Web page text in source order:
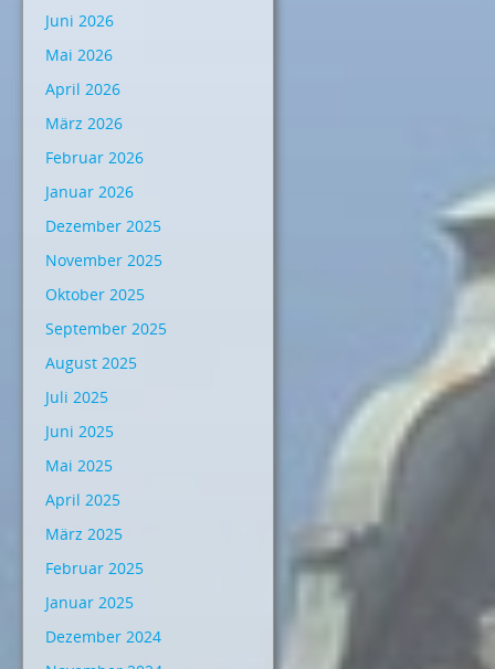
Juni 2026
Mai 2026
April 2026
März 2026
Februar 2026
Januar 2026
Dezember 2025
November 2025
Oktober 2025
September 2025
August 2025
Juli 2025
Juni 2025
Mai 2025
April 2025
März 2025
Februar 2025
Januar 2025
Dezember 2024